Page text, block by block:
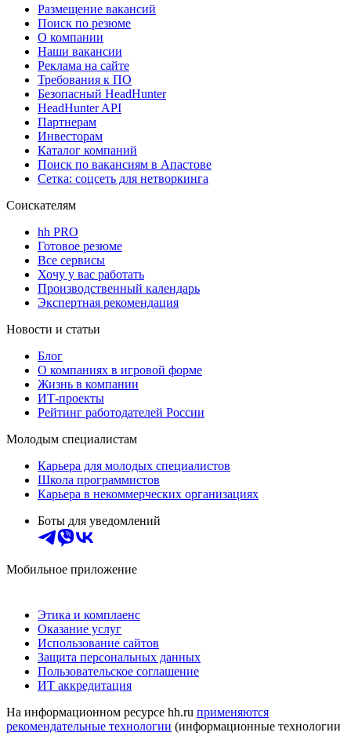
Размещение вакансий
Поиск по резюме
О компании
Наши вакансии
Реклама на сайте
Требования к ПО
Безопасный HeadHunter
HeadHunter API
Партнерам
Инвесторам
Каталог компаний
Поиск по вакансиям в Апастове
Сетка: соцсеть для нетворкинга
Соискателям
hh PRO
Готовое резюме
Все сервисы
Хочу у вас работать
Производственный календарь
Экспертная рекомендация
Новости и статьи
Блог
О компаниях в игровой форме
Жизнь в компании
ИТ-проекты
Рейтинг работодателей России
Молодым специалистам
Карьера для молодых специалистов
Школа программистов
Карьера в некоммерческих организациях
Боты для уведомлений
Мобильное приложение
Этика и комплаенс
Оказание услуг
Использование сайтов
Защита персональных данных
Пользовательское соглашение
ИТ аккредитация
На информационном ресурсе hh.ru применяются
рекомендательные технологии (информационные технологии